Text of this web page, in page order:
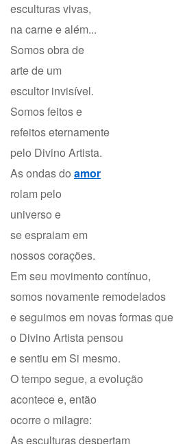
esculturas vivas,
na carne e além...
Somos obra de
arte de um
escultor invisível.
Somos feitos e
refeitos eternamente
pelo Divino Artista.
As ondas do amor
rolam pelo
universo e
se espraiam em
nossos corações.
Em seu movimento contínuo,
somos novamente remodelados
e seguimos em novas formas que
o Divino Artista pensou
e sentiu em Si mesmo.
O tempo segue, a evolução
acontece e, então
ocorre o milagre:
As esculturas despertam